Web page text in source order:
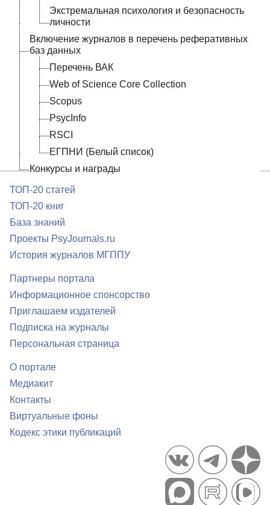
Экстремальная психология и безопасность
личности
Включение журналов в перечень реферативных
баз данных
Перечень ВАК
Web of Science Core Collection
Scopus
PsycInfo
RSCI
ЕГПНИ (Белый список)
Конкурсы и награды
ТОП-20 статей
ТОП-20 книг
База знаний
Проекты PsyJournals.ru
История журналов МГППУ
Партнеры портала
Информационное спонсорство
Приглашаем издателей
Подписка на журналы
Персональная страница
О портале
Медиакит
Контакты
Виртуальные фоны
Кодекс этики публикаций